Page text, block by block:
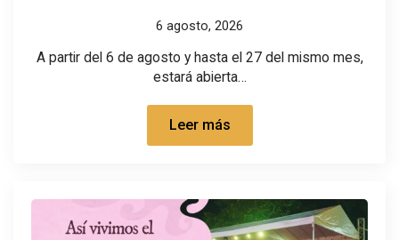
6 agosto, 2026
A partir del 6 de agosto y hasta el 27 del mismo mes,
estará abierta…
Leer más